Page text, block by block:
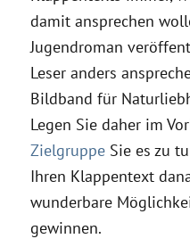
damit ansprechen
Jugendroman
Leser anders
Bildband für
Legen Sie daher im
ZielgruppeSie es zu
Ihren Klappentext
wunderbare
gewinnen.